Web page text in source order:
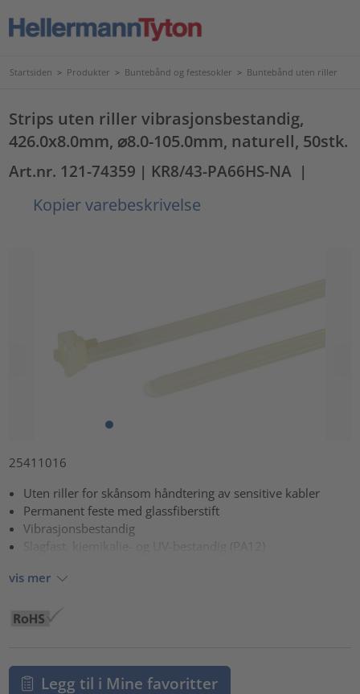
Startsiden > Produkter > Buntebånd og festesokler > Buntebånd uten riller
Strips uten riller vibrasjonsbestandig,
426.0x8.0mm, ⌀8.0-105.0mm, naturell, 50stk.
Art.nr. 121-74359 | KR8/43-PA66HS-NA |
Kopier varebeskrivelse
25411016
Uten riller for skånsom håndtering av sensitive kabler
Permanent feste med glassfiberstift
Vibrasjonsbestandig
Slagfast, kjemikalie- og UV-bestandig (PA12)
vis mer
Legg til i Mine favoritter